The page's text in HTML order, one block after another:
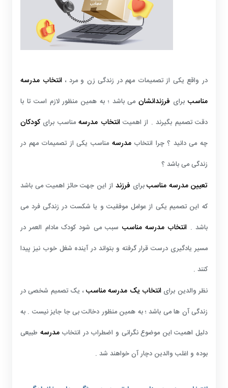
در واقع یکی از تصمیمات مهم در زندگی زن و مرد ،انتخاب مدرسه
مناسب برای فرزندانشانمی باشد ؛ به همین منظور لازم است تا با
دقت تصمیم بگیرند . از اهمیتانتخاب مدرسهمناسب برای کودکان
چه می دانید ؟ چرا انتخابمدرسهمناسب یکی از تصمیمات مهم در
زندگی می باشد ؟
تعیین مدرسه مناسببرای فرزند از این جهت حائز اهمیت می باشد
که این تصمیم یکی از عوامل موفقیت و یا شکست در زندگی فرد می
باشد . انتخاب مدرسه مناسب سبب می شود کودکمادام العمر در
مسیر یادگیری درست قرار گرفته و بتواند در آینده شغل خوب نیز پیدا
کنند .
نظر والدین برایانتخاب یک مدرسه مناسب، یک تصمیم شخصی در
زندگی آن ها می باشد ؛ به همین منظور دخالت بی جا جایز نیست . به
دلیل اهمیت این موضوع نگرانی و اضطراب در انتخابمدرسه طبیعی
بوده و اغلب والدین دچار آن خواهند شد .